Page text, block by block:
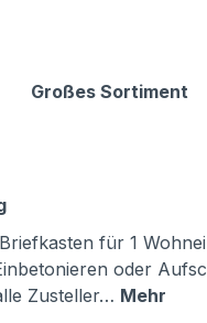
Großes Sortiment
für 1
oder
Zusteller… Mehr